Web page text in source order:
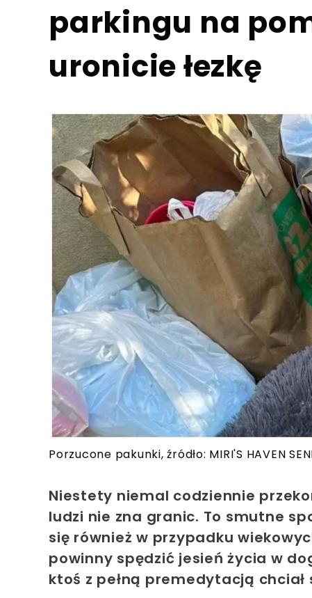
parkingu na
uronicie łezkę
Porzucone pakunki, źródło: MIRI'S HAVEN
Niestety niemal codziennie
ludzi nie zna granic. To smutne
się również w przypadku
powinny spędzić jesień życia w
ktoś z pełną premedytacją